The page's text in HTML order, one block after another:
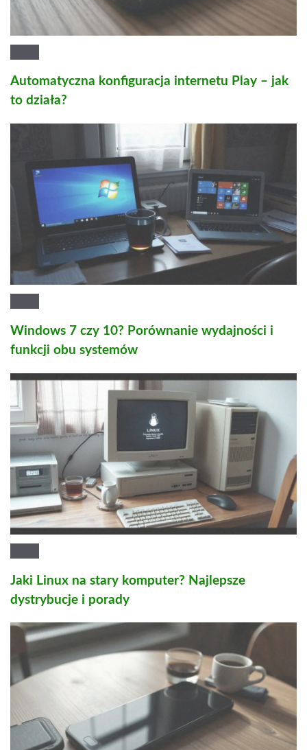
Automatyczna konfiguracja internetu Play – jak
to działa?
Windows 7 czy 10? Porównanie wydajności i
funkcji obu systemów
Jaki Linux na stary komputer? Najlepsze
dystrybucje i porady